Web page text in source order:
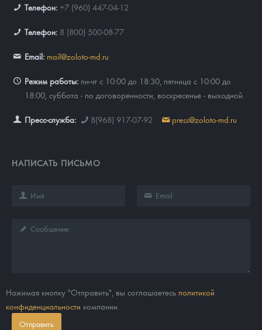
Телефон: +7 (960) 447-04-12
Телефон: 8 (800) 500-08-77
Email: mail@zoloto-md.ru
Режим работы: пн-чт с 10:00 до 18:30, пятница с 10:00 до
18:00, суббота - по договоренности, воскресенье - выходной.
Пресс-служба: 8(968) 917-07-92 press@zoloto-md.ru
НАПИСАТЬ ПИСЬМО
Нажимая кнопку "Отправить", вы соглашаетесь политикой
конфиденциальности компании.
Отправить